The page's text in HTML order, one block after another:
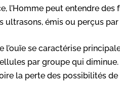
l’Homme peut entendre
ultrasons, émis ou perçus
l’ouïe se caractérise
par groupe qui
la perte des possibilités